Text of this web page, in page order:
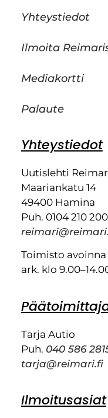
Yhteystiedot
Ilmoita
Mediakortti
Palaute
Yhteystiedot
Uutislehti
Maariankatu 14
49400 Hamina
Puh. 0104 210 200
Toimisto avoinna
ark. klo
Tarja Autio
Puh. 040 586
tarja@reimari.fi
Ilmoitusasiat